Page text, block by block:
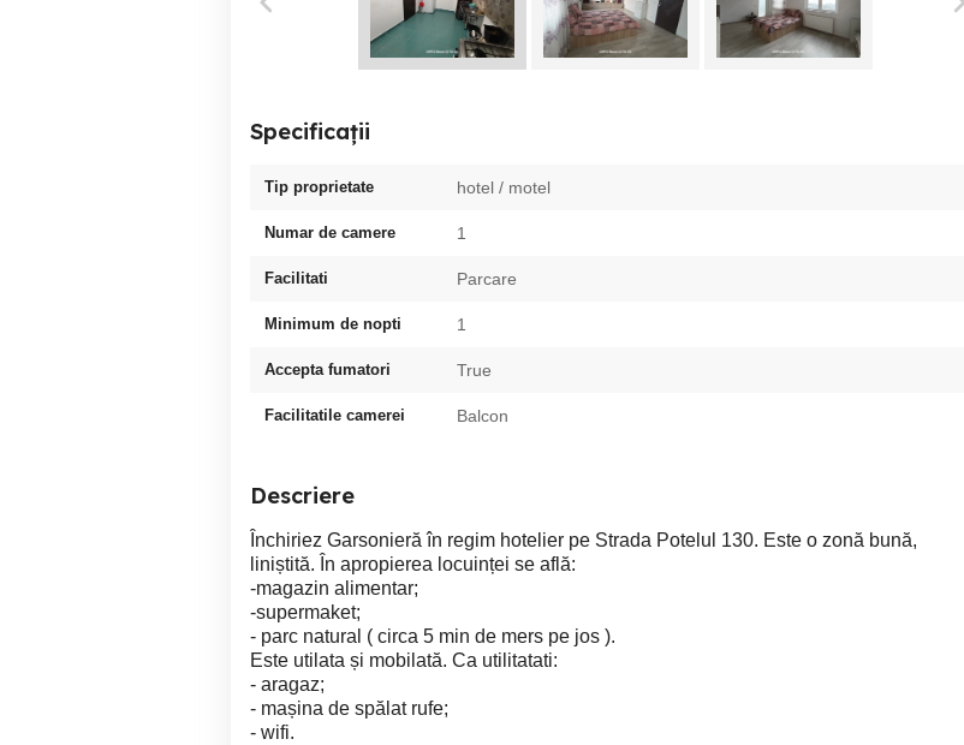
Specificații
Tip proprietate hotel / motel
Numar de camere 1
Facilitati Parcare
Minimum de nopti 1
Accepta fumatori True
Facilitatile camerei Balcon
Descriere
Închiriez Garsonieră în regim hotelier pe Strada Potelul 130. Este o zonă bună,
liniștită. În apropierea locuinței se află:
-magazin alimentar;
-supermaket;
- parc natural ( circa 5 min de mers pe jos ).
Este utilata și mobilată. Ca utilitatati:
- aragaz;
- mașina de spălat rufe;
- wifi.